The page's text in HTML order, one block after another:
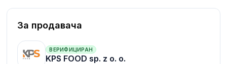
За продавача
ВЕРИФИЦИРАН
KPS FOOD sp. z o. o.